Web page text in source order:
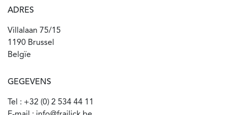
ADRES
Villalaan 75/15
1190 Brussel
Belgïe
GEGEVENS
Tel : +32 (0) 2 534 44 11